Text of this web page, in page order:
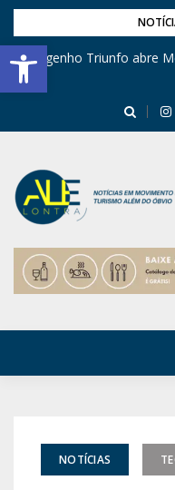
Barra de Ferramentas Aberta
Engenho Triunfo abre
NOTÍCIAS